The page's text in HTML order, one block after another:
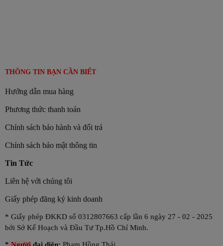
THÔNG TIN BẠN CẦN BIẾT
Hướng dẫn mua hàng
Phương thức thanh toán
Chính sách bảo hành và đổi trả
Chính sách bảo mật thông tin
Tin Tức
Liên hệ với chúng tôi
Giấy phép đăng ký kinh doanh
* Giấy phép ĐKKD số 0312807663 cấp lần 6 ngày 27 - 02 - 2025
bởi Sở Kế Hoạch và Đầu Tư Tp.Hồ Chí Minh.